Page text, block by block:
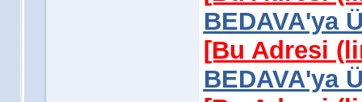
BEDAVA'ya
[Bu Adresi
BEDAVA'ya